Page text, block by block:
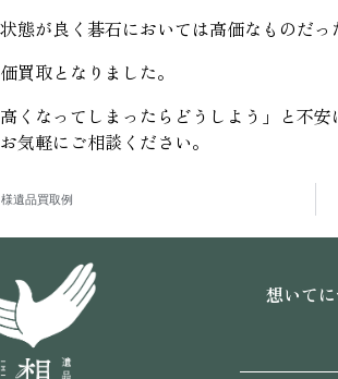
態が良く碁石においては高価なものだ
買取となりました。
高くなってしまったらどうしよう」と不
気軽にご相談ください。
遺品買取例
想いて